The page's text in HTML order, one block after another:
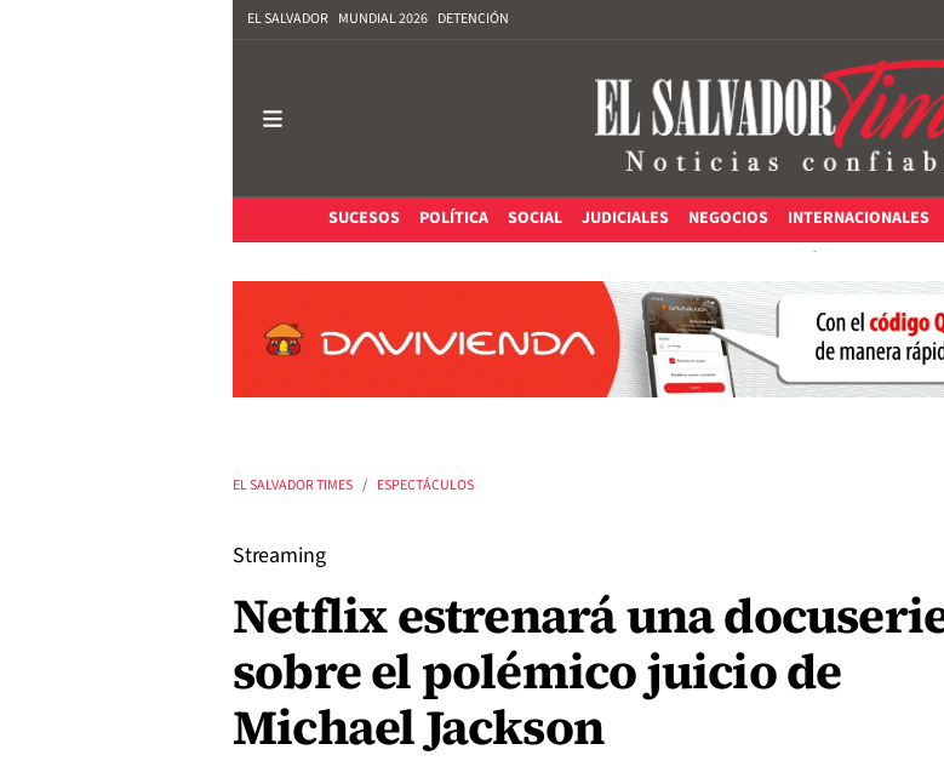
EL SALVADOR MUNDIAL 2026 DETENCIÓN
SUCESOS
POLÍTICA SOCIAL JUDICIALES NEGOCIOS INTERNACIONALES
EL SALVADOR TIMES ESPECTÁCULOS
Streaming
Netflix estrenará una
sobre el polémico juicio de
Michael Jackson